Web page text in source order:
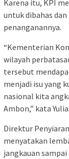
Karena itu, KPI
untuk dibahas
penanganannya.
“Kementerian
wilayah
tersebut
menjadi isu yang
nasional kita
Ambon,” kata
Direktur
menyatakan
jangkauan